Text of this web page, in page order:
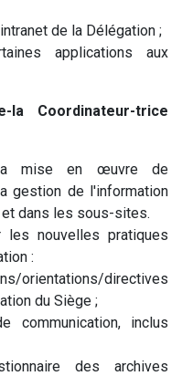
de la Délégation ;
applications aux
Coordinateur-trice
la mise en œuvre de
gestion de l'information
dans les sous-sites.
nouvelles pratiques
:
orientations/directives
du Siège ;
communication, inclus
des archives